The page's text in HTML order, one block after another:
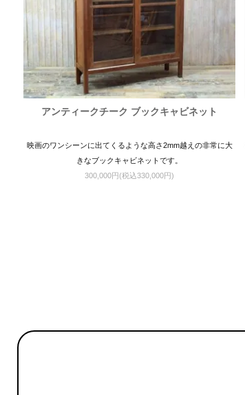
アンティークチーク ブックキャビネット
映画のワンシーンに出てくるような高さ2mm越えの非常に大
きなブックキャビネットです。
300,000円(税込330,000円)